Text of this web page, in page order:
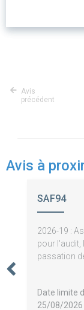
Avis
précédent
Avis à
SAF94
2026-19 :
pour l'audit,
passation
Date limite
25/08/2026